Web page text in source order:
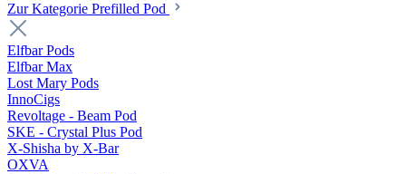
Zur Kategorie Prefilled Pod
Elfbar Pods
Elfbar Max
Lost Mary Pods
InnoCigs
Revoltage - Beam Pod
SKE - Crystal Plus Pod
X-Shisha by X-Bar
OXVA